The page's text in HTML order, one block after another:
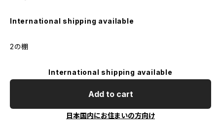
International shipping available
2の棚
International shipping available
Add to cart
日本国内にお住まいの方向け